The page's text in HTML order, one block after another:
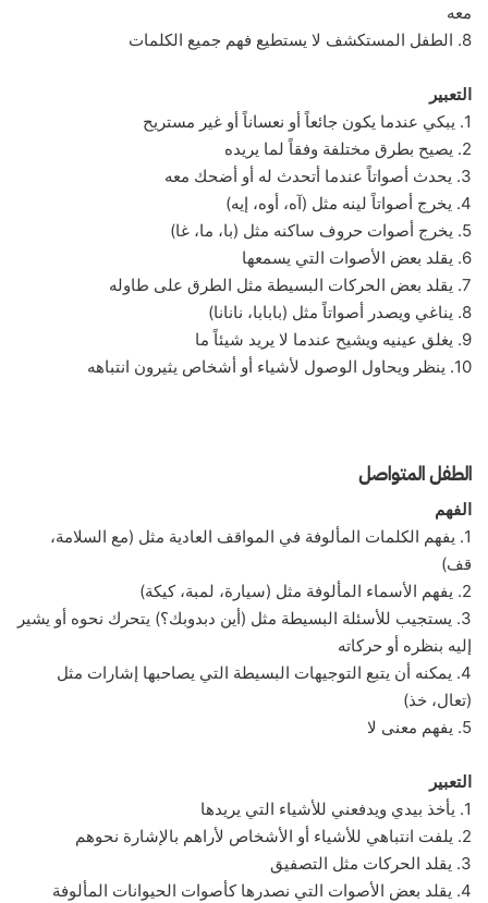
معه
8. الطفل المستكشف لا يستطيع فهم جميع الكلمات
التعبير
1. يبكي عندما يكون جائعاً أو نعساناً أو غير مستريح
2. يصيح بطرق مختلفة وفقاً لما يريده
3. يحدث أصواتاً عندما أتحدث له أو أضحك معه
4. يخرج أصواتاً لينه مثل (آه، أوه، إيه)
5. يخرج أصوات حروف ساكنه مثل (با، ما، غا)
6. يقلد بعض الأصوات التي يسمعها
7. يقلد بعض الحركات البسيطة مثل الطرق على طاوله
8. يناغي ويصدر أصواتاً مثل (بابابا، نانانا)
9. يغلق عينيه ويشيح عندما لا يريد شيئاً ما
10. ينظر ويحاول الوصول لأشياء أو أشخاص يثيرون انتباهه
الطفل المتواصل
الفهم
1. يفهم الكلمات المألوفة في المواقف العادية مثل (مع السلامة،
قف)
2. يفهم الأسماء المألوفة مثل (سيارة، لمبة، كيكة)
3. يستجيب للأسئلة البسيطة مثل (أين دبدوبك؟) يتحرك نحوه أو يشير
إليه بنظره أو حركاته
4. يمكنه أن يتبع التوجيهات البسيطة التي يصاحبها إشارات مثل
(تعال، خذ)
5. يفهم معنى لا
التعبير
1. يأخذ بيدي ويدفعني للأشياء التي يريدها
2. يلفت انتباهي للأشياء أو الأشخاص لأراهم بالإشارة نحوهم
3. يقلد الحركات مثل التصفيق
4. يقلد بعض الأصوات التي نصدرها كأصوات الحيوانات المألوفة